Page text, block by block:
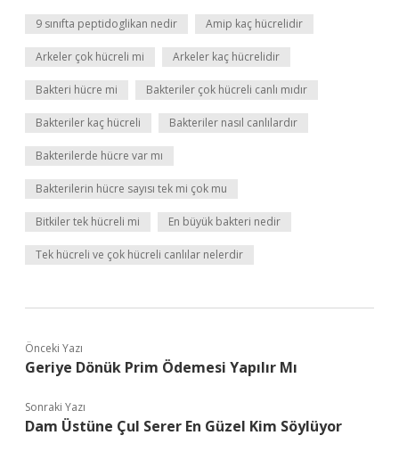
9 sınıfta peptidoglikan nedir Amip kaç hücrelidir
Arkeler çok hücreli mi Arkeler kaç hücrelidir
Bakteri hücre mi Bakteriler çok hücreli canlı mıdır
Bakteriler kaç hücreli Bakteriler nasıl canlılardır
Bakterilerde hücre var mı
Bakterilerin hücre sayısı tek mi çok mu
Bitkiler tek hücreli mi En büyük bakteri nedir
Tek hücreli ve çok hücreli canlılar nelerdir
Önceki Yazı
Geriye Dönük Prim Ödemesi Yapılır Mı
Sonraki Yazı
Dam Üstüne Çul Serer En Güzel Kim Söylüyor